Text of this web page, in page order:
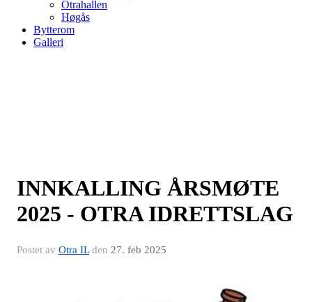
Otrahallen
Høgås
Bytterom
Galleri
INNKALLING ÅRSMØTE
2025 - OTRA IDRETTSLAG
Postet av Otra ILden 27. feb 2025